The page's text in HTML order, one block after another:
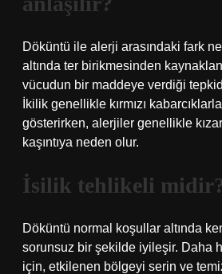
Döküntü ile alerji arasındaki fark
altında ter birikmesinden
vücudun bir maddeye verdiği
İkilik genellikle kırmızı
gösterirken, alerjiler genellikle
kaşıntıya neden olur.
İsilik tehlikeli
Döküntü normal koşullar altında
sorunsuz bir şekilde iyileşir. Daha
için, etkilenen bölgeyi serin ve